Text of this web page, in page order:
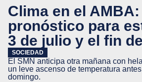
Clima en el
pronóstico para
3 de julio y el fin
SOCIEDAD
El SMN anticipa otra mañana con
un leve ascenso de temperatura
domingo.